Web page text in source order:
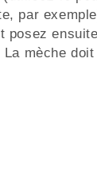
par
posez
La mèche